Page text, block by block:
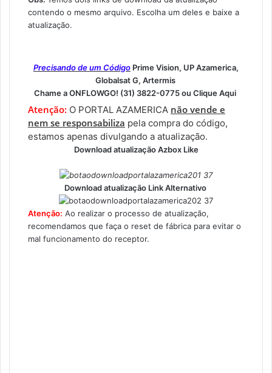
contendo o mesmo arquivo. Escolha um deles e baixe a
atualização.
Precisando de um Código Prime Vision, UP Azamerica,
Globalsat G, Artermis
Chame a ONFLOWGO! (31) 3822-0775 ou Clique Aqui
Atenção: O PORTAL AZAMERICA não vende e
nem se responsabiliza pela compra do código,
estamos apenas divulgando a atualização.
Download atualização Azbox Like
Download atualização Link Alternativo
Atenção: Ao realizar o processo de atualização,
recomendamos que faça o reset de fábrica para evitar o
mal funcionamento do receptor.